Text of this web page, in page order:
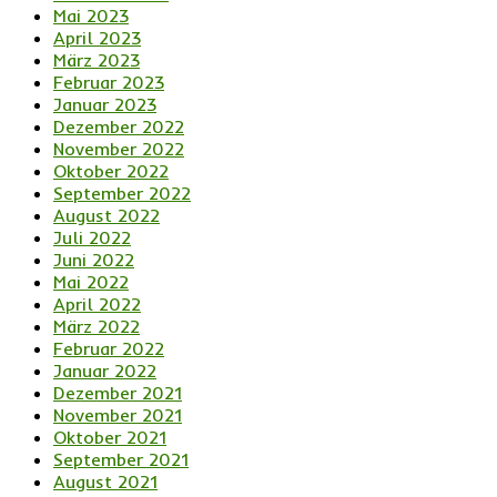
Mai 2023
April 2023
März 2023
Februar 2023
Januar 2023
Dezember 2022
November 2022
Oktober 2022
September 2022
August 2022
Juli 2022
Juni 2022
Mai 2022
April 2022
März 2022
Februar 2022
Januar 2022
Dezember 2021
November 2021
Oktober 2021
September 2021
August 2021